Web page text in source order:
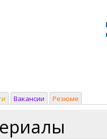
Вакансии Резюме